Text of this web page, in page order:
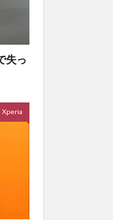
失っ
Xperia